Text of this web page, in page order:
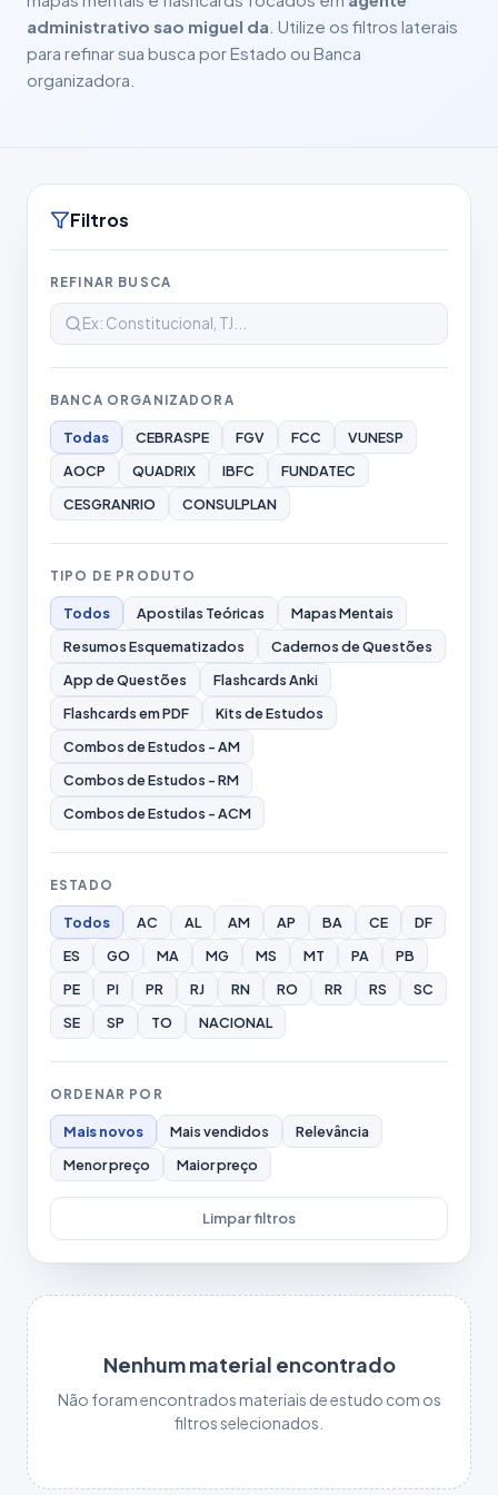
administrativo sao miguel da . Utilize os filtros laterais
para refinar sua busca por Estado ou Banca
organizadora.
Filtros
REFINAR BUSCA
BANCA ORGANIZADORA
Todas CEBRASPE FGV FCC
VUNESP
AOCP
QUADRIX IBFC
FUNDATEC
CESGRANRIO
CONSULPLAN
TIPO DE PRODUTO
Todos Apostilas Teóricas
Mapas Mentais
Resumos Esquematizados
Cadernos de Questões
App de Questões
Flashcards Anki
Flashcards em PDF
Kits de Estudos
Combos de Estudos - AM
Combos de Estudos - RM
Combos de Estudos - ACM
ESTADO
Todos AC AL AM AP BA CE
DF
ES
GO MA MG MS MT PA
PB
PE
PI PR RJ RN RO RR RS
SC
SE
SP TO NACIONAL
ORDENAR POR
Mais novos Mais vendidos
Relevância
Menor preço
Maior preço
Limpar filtros
Nenhum material encontrado
Não foram encontrados materiais de estudo com os
filtros selecionados.